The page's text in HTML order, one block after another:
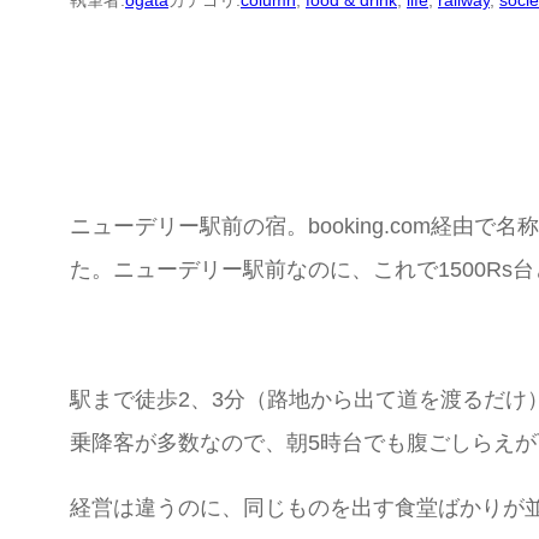
ニューデリー駅前の宿。booking.com経由で名
た。ニューデリー駅前なのに、これで1500Rs台
駅まで徒歩2、3分（路地から出て道を渡るだけ
乗降客が多数なので、朝5時台でも腹ごしらえが
経営は違うのに、同じものを出す食堂ばかりが